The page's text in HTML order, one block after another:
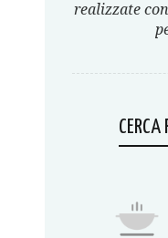
realizzate